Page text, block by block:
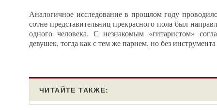
Аналогичное исследование в прошлом году
сотне представительниц прекрасного пола был
одного человека. С незнакомым «гитаристом»
девушек, тогда как с тем же парнем, но без инструмента
ЧИТАЙТЕ ТАКЖЕ: